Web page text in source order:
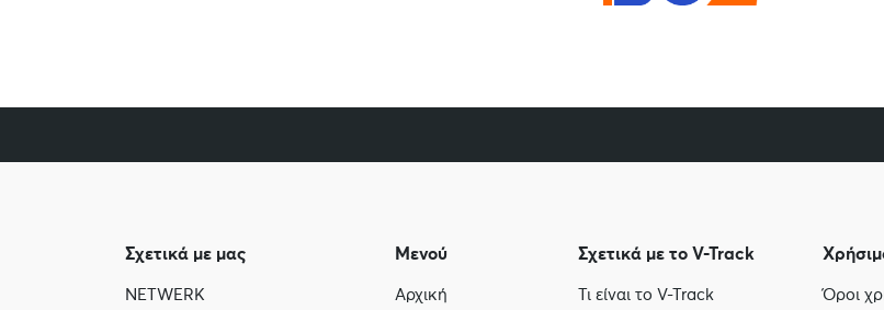
Σχετικά με μας
NETWERK
Μενού
Αρχική
Σχετικά με το V-Track
Τι είναι το V-Track Όροι